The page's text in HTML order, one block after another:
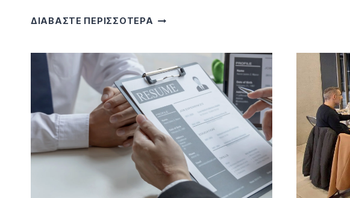
ΔΙΑΒΑΣΤΕ ΠΕΡΙΣΣΟΤΕΡΑ ΕΚΠΑΙΔΕΥΤΙΚΉ
ΣΤΟ
2Ο
ΔΗΜΟΤΙΚΌ
ΣΧΟΛΕΊΟ
ΑΦΆΝΤΟΥ